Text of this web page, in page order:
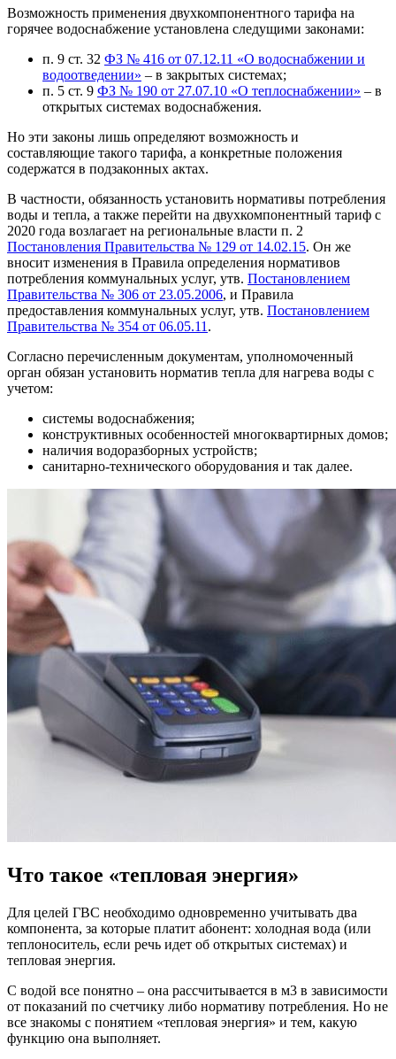
Возможность применения двухкомпонентного тарифа на
горячее водоснабжение установлена следущими законами:
п. 9 ст. 32 ФЗ № 416 от 07.12.11 «О водоснабжении и
водоотведении» – в закрытых системах;
п. 5 ст. 9 ФЗ № 190 от 27.07.10 «О теплоснабжении» – в
открытых системах водоснабжения.
Но эти законы лишь определяют возможность и
составляющие такого тарифа, а конкретные положения
содержатся в подзаконных актах.
В частности, обязанность установить нормативы потребления
воды и тепла, а также перейти на двухкомпонентный тариф с
2020 года возлагает на региональные власти п. 2
Постановления Правительства № 129 от 14.02.15. Он же
вносит изменения в Правила определения нормативов
потребления коммунальных услуг, утв. Постановлением
Правительства № 306 от 23.05.2006, и Правила
предоставления коммунальных услуг, утв. Постановлением
Правительства № 354 от 06.05.11 .
Согласно перечисленным документам, уполномоченный
орган обязан установить норматив тепла для нагрева воды с
учетом:
системы водоснабжения;
конструктивных особенностей многоквартирных домов;
наличия водоразборных устройств;
санитарно-технического оборудования и так далее.
Что такое «тепловая энергия»
Для целей ГВС необходимо одновременно учитывать два
компонента, за которые платит абонент: холодная вода (или
теплоноситель, если речь идет об открытых системах) и
тепловая энергия.
С водой все понятно – она рассчитывается в м3 в зависимости
от показаний по счетчику либо нормативу потребления. Но не
все знакомы с понятием «тепловая энергия» и тем, какую
функцию она выполняет.